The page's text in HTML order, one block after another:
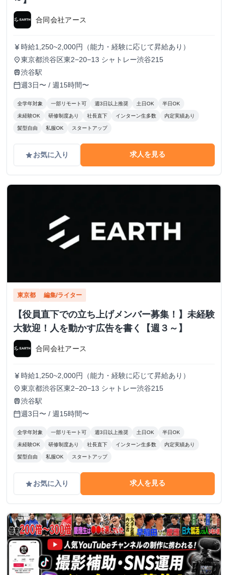
合同会社アース
currency_yen 時給1,250~2,000円（能力・経験に応じて昇給あり）
place東京都渋谷区東2−20−13 シャトレー渋谷215
train渋谷駅
calendar_today週3日〜 / 週15時間〜
全学年対象 一部リモート可 週3日以上推奨 土日OK 半日OK
未経験OK 研修制度あり 社長直下 インターン生多数 内定実績あり
髪型自由 私服OK スタートアップ
gradeお気に入り 求人を見る
東京都 編集/ライター
【役員直下での立ち上げメンバー募集！】未経験
大歓迎！人を動かす広告を書く【週３～】
合同会社アース
currency_yen 時給1,250~2,000円（能力・経験に応じて昇給あり）
place東京都渋谷区東2−20−13 シャトレー渋谷215
train渋谷駅
calendar_today週3日〜 / 週15時間〜
全学年対象 一部リモート可 週3日以上推奨 土日OK 半日OK
未経験OK 研修制度あり 社長直下 インターン生多数 内定実績あり
髪型自由 私服OK スタートアップ
gradeお気に入り 求人を見る